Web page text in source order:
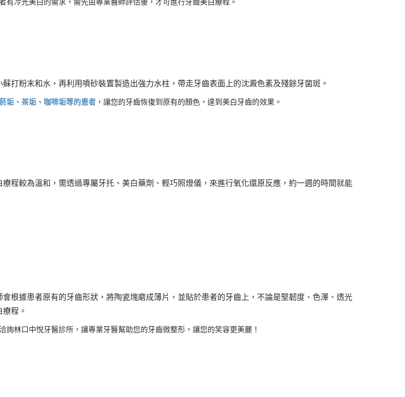
有冷光美白的需求，需先由專業醫師評估後，才可進行牙齒美白療程。
打粉末和水，再利用噴砂裝置製造出強力水柱，帶走牙齒表面上的沈澱色素及殘餘牙菌斑。
垢、茶垢、咖啡垢等的患者 ，讓您的牙齒恢復到原有的顏色，達到美白牙齒的效果。
程較為溫和，需透過專屬牙托、美白藥劑、輕巧照燈儀，來進行氧化還原反應，約一週的時間就能
根據患者原有的牙齒形狀，將陶瓷塊磨成薄片，並貼於患者的牙齒上，不論是堅韌度、色澤、透光
程。
詢林口中悅牙醫診所，讓專業牙醫幫助您的牙齒微整形，讓您的笑容更美麗！